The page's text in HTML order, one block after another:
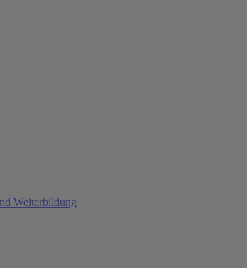
Weiterbildung